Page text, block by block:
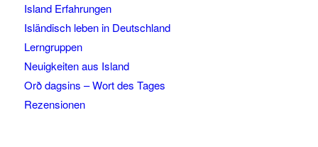
Island Erfahrungen
Isländisch leben in Deutschland
Lerngruppen
Neuigkeiten aus Island
Orð dagsins – Wort des Tages
Rezensionen